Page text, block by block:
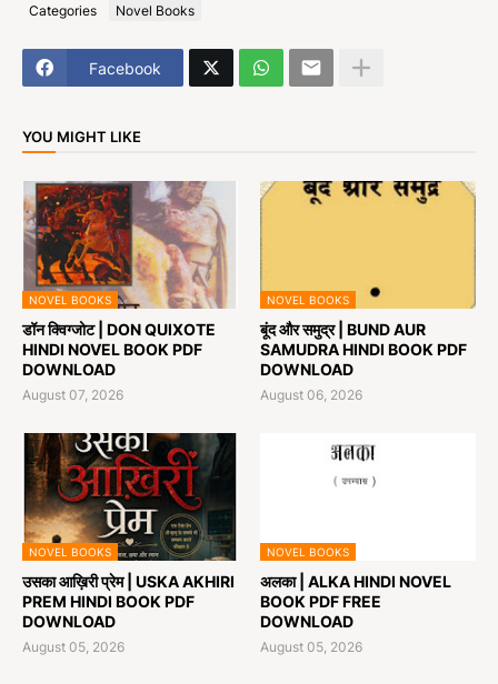
Categories Novel Books
Facebook
YOU MIGHT LIKE
NOVEL BOOKS
डॉन क्विग्जोट | DON QUIXOTE
HINDI NOVEL BOOK PDF
DOWNLOAD
August 07, 2026
NOVEL BOOKS
बूंद और समुद्र | BUND AUR
SAMUDRA HINDI BOOK PDF
DOWNLOAD
August 06, 2026
NOVEL BOOKS
उसका आख़िरी प्रेम | USKA AKHIRI
PREM HINDI BOOK PDF
DOWNLOAD
August 05, 2026
NOVEL BOOKS
अलका | ALKA HINDI NOVEL
BOOK PDF FREE
DOWNLOAD
August 05, 2026